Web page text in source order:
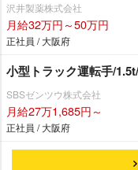
沢井製薬株式会社
月給32万円～50万円
正社員 / 大阪府
小型トラック運転手/
SBSゼンツウ株式会社
月給27万1,685円～
正社員 / 大阪府